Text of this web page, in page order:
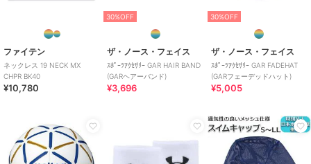
ファイテン
ネックレス 19 NECK MX
CHPR BK40
¥10,780
30%OFF
ザ・ノース・フェイス
ｽﾎﾟｰﾂｱｸｾｻﾘｰ GAR HAIR BAND
(GARヘアーバンド)
¥3,696
30%OFF
ザ・ノース・フェイス
ｽﾎﾟｰﾂｱｸｾｻﾘｰ GAR FADEHAT
(GARフェーデッドハット)
¥5,005